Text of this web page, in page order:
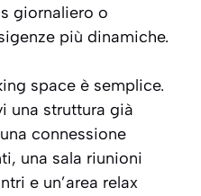
giornaliero o
più dinamiche.
space è semplice.
una struttura già
connessione
una sala riunioni
e un’area relax